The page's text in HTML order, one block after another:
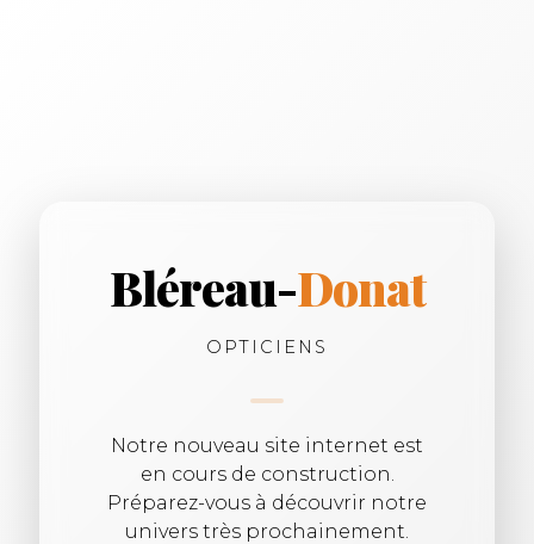
Bléreau-Donat
OPTICIENS
Notre nouveau site internet est
en cours de construction.
Préparez-vous à découvrir notre
univers très prochainement.